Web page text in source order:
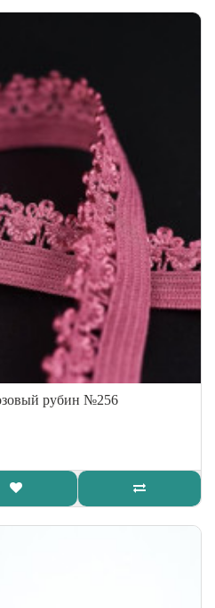
рубин №256